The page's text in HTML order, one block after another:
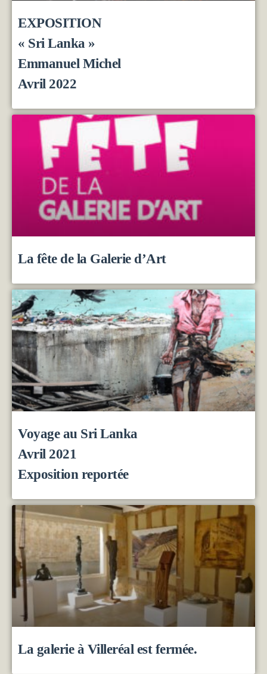
EXPOSITION
« Sri Lanka »
Emmanuel Michel
Avril 2022
La fête de la Galerie d’Art
Voyage au Sri Lanka
Avril 2021
Exposition reportée
La galerie à Villeréal est fermée.